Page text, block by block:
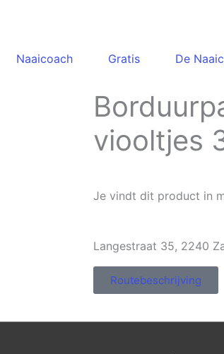
Naaicoach Gratis De
viooltjes
Je vindt dit product in
Langestraat 35, 2240
Routebeschrijving